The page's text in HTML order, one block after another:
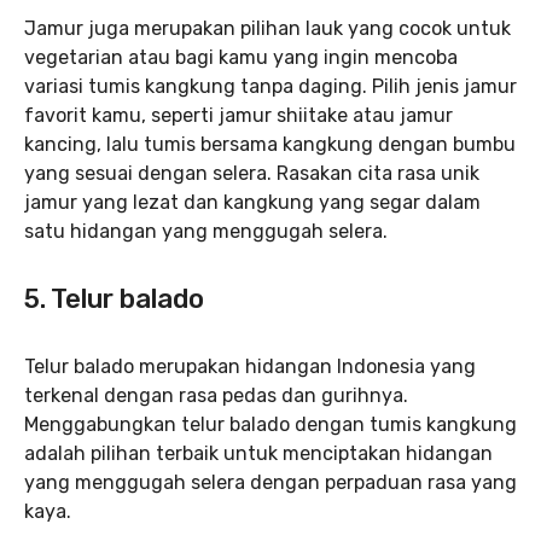
Jamur juga merupakan pilihan lauk yang cocok untuk
vegetarian atau bagi kamu yang ingin mencoba
variasi tumis kangkung tanpa daging. Pilih jenis jamur
favorit kamu, seperti jamur shiitake atau jamur
kancing, lalu tumis bersama kangkung dengan bumbu
yang sesuai dengan selera. Rasakan cita rasa unik
jamur yang lezat dan kangkung yang segar dalam
satu hidangan yang menggugah selera.
5. Telur balado
Telur balado merupakan hidangan Indonesia yang
terkenal dengan rasa pedas dan gurihnya.
Menggabungkan telur balado dengan tumis kangkung
adalah pilihan terbaik untuk menciptakan hidangan
yang menggugah selera dengan perpaduan rasa yang
kaya.